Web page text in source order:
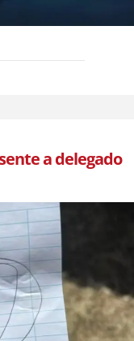
a delegado